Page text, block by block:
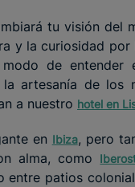
tu visión del
y la curiosidad
de
artesanía de los
a nuestro hotel en
en Ibiza, pero
alma, como
patios